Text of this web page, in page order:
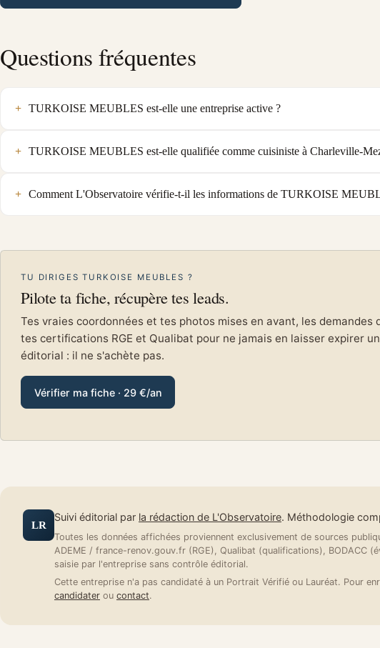
Questions fréquentes
TURKOISE MEUBLES est-elle une entreprise active ?
TURKOISE MEUBLES est-elle qualifiée comme cuisiniste à Charleville-
Comment L'Observatoire vérifie-t-il les informations de TURKOISE
TU DIRIGES TURKOISE MEUBLES ?
Pilote ta fiche, récupère tes leads.
Tes vraies coordonnées et tes photos mises en avant, les
tes certifications RGE et Qualibat pour ne jamais en laisser expirer
éditorial : il ne s'achète pas.
Vérifier ma fiche · 29 €/an
LR
Suivi éditorial par la rédaction de L'Observatoire. Méthodologie
Toutes les données affichées proviennent exclusivement de sources
ADEME / france-renov.gouv.fr (RGE), Qualibat (qualifications), BODACC
saisie par l'entreprise sans contrôle éditorial.
Cette entreprise n'a pas candidaté à un Portrait Vérifié ou Lauréat. Pour
candidater ou contact.